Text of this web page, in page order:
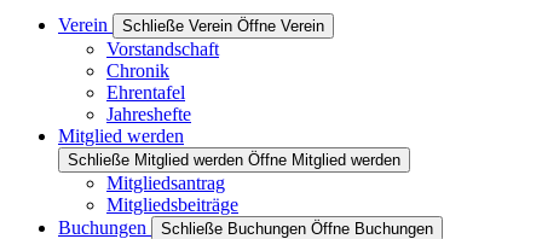
Verein Schließe Verein Öffne Verein
Vorstandschaft
Chronik
Ehrentafel
Jahreshefte
Mitglied werden
Schließe Mitglied werden Öffne Mitglied werden
Mitgliedsantrag
Mitgliedsbeiträge
Buchungen
Schließe Buchungen Öffne Buchungen